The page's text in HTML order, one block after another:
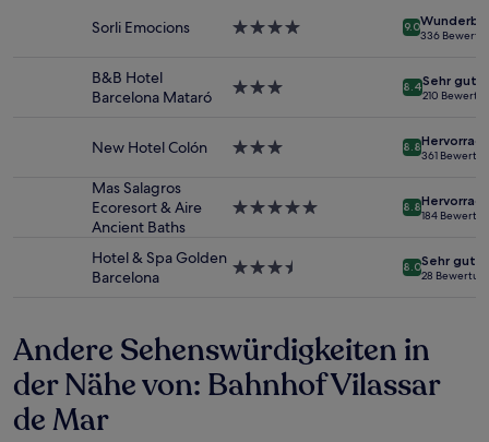
2 Erwachsenen
zusätzliche
Bedingungen
Sorli Emocions
4.0-
9.0
336
B&B Hotel
Barcelona Mataró
3.0-
8.4Sehr gut
210
New Hotel Colón
3.0-
8.8
361
Mas Salagros
Ecoresort & Aire
Ancient Baths
5.0-
8.8
184
Hotel & Spa Golden
Barcelona
3.5-
8.0Sehr gut
28
Andere Sehenswürdigkeiten in
der Nähe von: Bahnhof Vilassar
de Mar